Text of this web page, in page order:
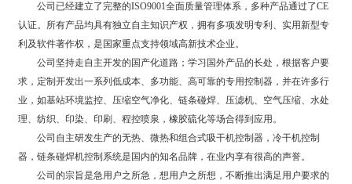
公司已经建立了完整的ISO9001全面质量管理体系，多种产品通过了CE
认证。所有产品均具有独立自主知识产权，拥有多项发明专利、实用新型专
利及软件著作权，是国家重点支持领域高新技术企业。
公司坚持走自主开发的国产化道路；学习国外产品的长处，根据客户要
求，定制开发出一系列低成本、多功能、高可靠的专用控制器，并在许多行
业，如基站环境监控、压缩空气净化、链条碰焊、压滤机、空气压缩、水处
理、纺织、印染、印刷、程控喷泉，橡胶硫化等场合得到应用。
公司自主研发生产的无热、微热和组合式吸干机控制器，冷干机控制
器，链条碰焊机控制系统是国内的知名品牌，在业内享有很高的声誉。
公司的宗旨是急用户之所急，想用户之所想，不断推出满足用户要求的